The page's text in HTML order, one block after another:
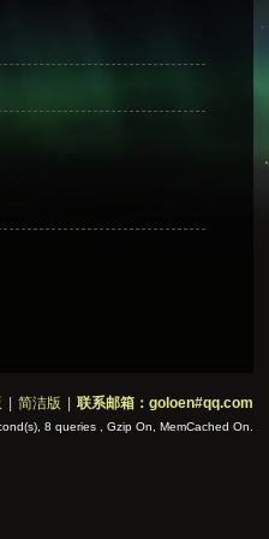
简洁版 联系邮箱：goloen#qq.com
8 queries , Gzip On, MemCached On.